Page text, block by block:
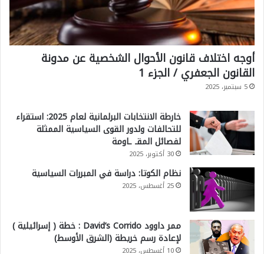
أوجه اختلاف قانون الأحوال الشخصية عن مدونة
القانون الجعفري / الجزء 1
5 سبتمبر، 2025
خارطة الانتخابات البرلمانية لعام 2025: استقراء
للتحالفات ولدور القوى السياسية الممثلة
لفصائل المقـ ـاومة
30 أكتوبر، 2025
نظام الكوتا: دراسة في المبررات السياسية
25 أغسطس، 2025
ممر داوود David’s Corrido : خطة ( إسرائيلية )
لإعادة رسم خريطة (الشرق الأوسط)
10 أغسطس، 2025